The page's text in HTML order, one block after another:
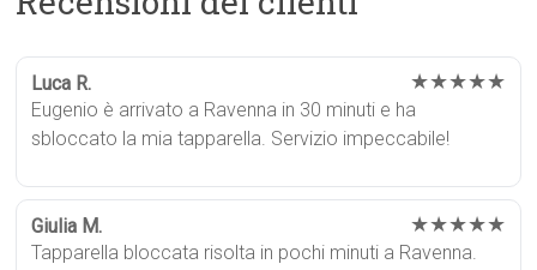
Luca R. ★★★★★
Eugenio è arrivato a Ravenna in 30 minuti e ha
sbloccato la mia tapparella. Servizio impeccabile!
Giulia M. ★★★★★
Tapparella bloccata risolta in pochi minuti a Ravenna.